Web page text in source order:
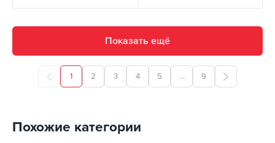
Показать ещё
1 2 3 4 5 ... 9
Похожие категории